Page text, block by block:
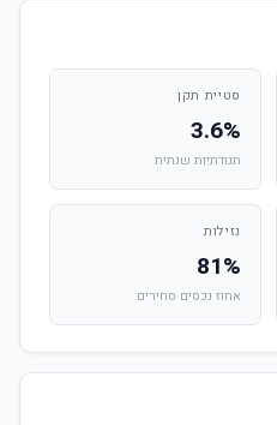
סטיית תקן
3.6%
תנודתיות שנתית
נזילות
81%
אחוז נכסים סחירים